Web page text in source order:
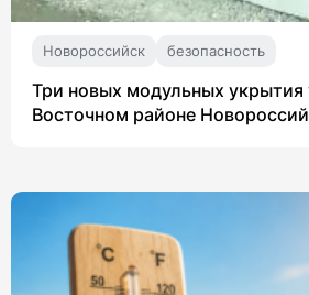
Новороссийск безопасность
Три новых модульных укрытия
Восточном районе